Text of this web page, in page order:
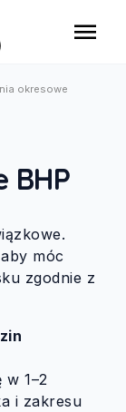
menu
okresowe
BHP
móc
zgodnie z
w 1–2
i zakresu